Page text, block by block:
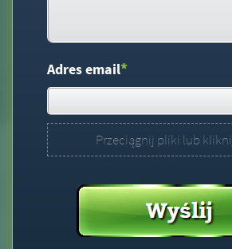
Adres email*
Przeciągnij pliki lub